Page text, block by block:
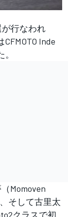
が行なわれ
Inde
Momoven
そして古里太
クラスで初